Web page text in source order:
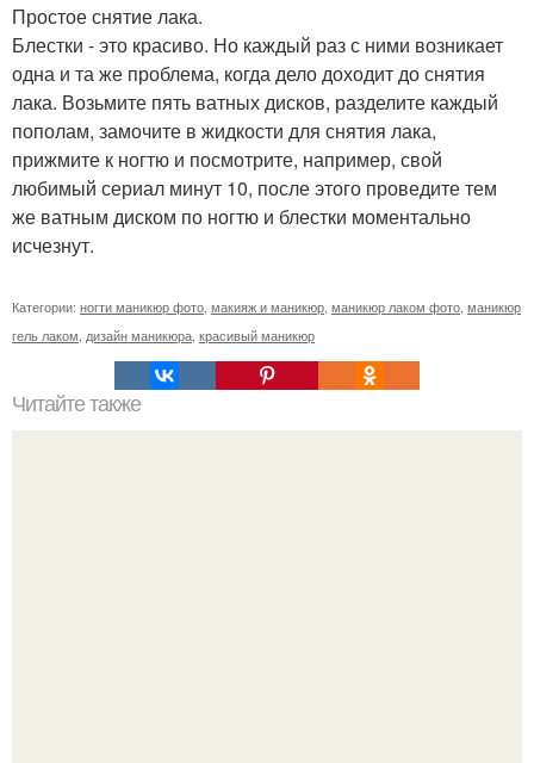
Простое снятие лака.
Блестки - это красиво. Но каждый раз с ними возникает
одна и та же проблема, когда дело доходит до снятия
лака. Возьмите пять ватных дисков, разделите каждый
пополам, замочите в жидкости для снятия лака,
прижмите к ногтю и посмотрите, например, свой
любимый сериал минут 10, после этого проведите тем
же ватным диском по ногтю и блестки моментально
исчезнут.
Категории: ногти маникюр фото макияж и маникюр маникюр лаком фото маникюр
гель лаком дизайн маникюра красивый маникюр
Читайте также